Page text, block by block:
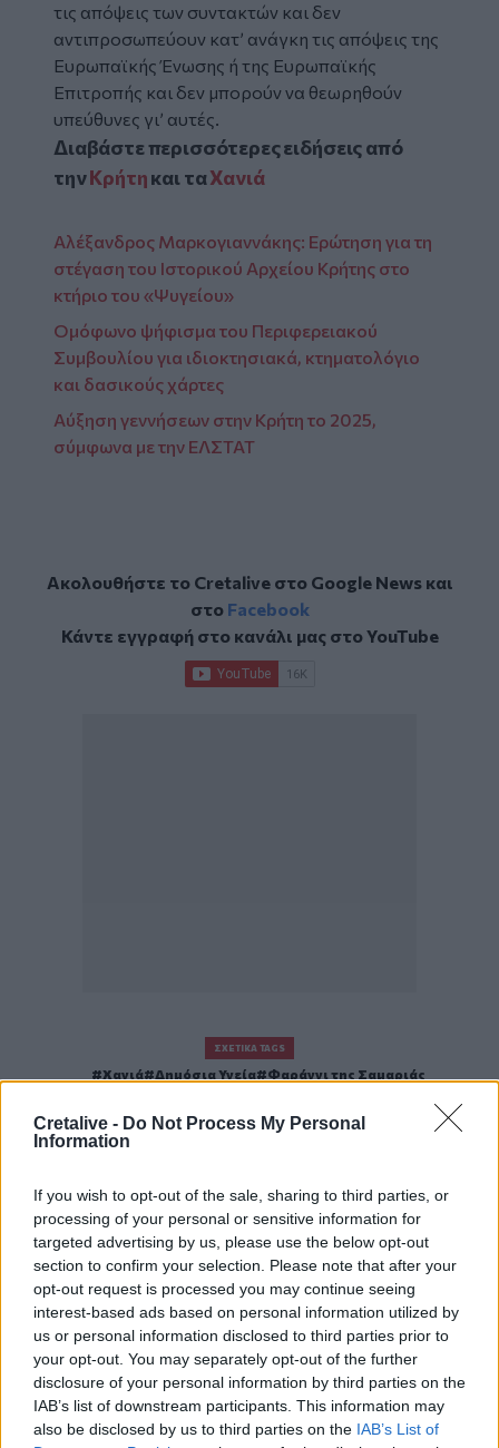
Cretalive - Do Not Process My Personal
Information
If you wish to opt-out of the sale, sharing to third parties, or
processing of your personal or sensitive information for
targeted advertising by us, please use the below opt-out
section to confirm your selection. Please note that after your
opt-out request is processed you may continue seeing
interest-based ads based on personal information utilized by
us or personal information disclosed to third parties prior to
your opt-out. You may separately opt-out of the further
disclosure of your personal information by third parties on the
IAB’s list of downstream participants. This information may
also be disclosed by us to third parties on the IAB’s List of
τις απόψεις των συντακτών και δεν
αντιπροσωπεύουν κατ’ ανάγκη τις απόψεις της
Ευρωπαϊκής Ένωσης ή της Ευρωπαϊκής
Επιτροπής και δεν μπορούν να θεωρηθούν
υπεύθυνες γι’ αυτές.
Διαβάστε περισσότερες ειδήσεις από
τηνΚρήτηκαι ταΧανιά
Αλέξανδρος Μαρκογιαννάκης: Ερώτηση για τη
στέγαση του Ιστορικού Αρχείου Κρήτης στο
κτήριο του «Ψυγείου»
Ομόφωνο ψήφισμα του Περιφερειακού
Συμβουλίου για ιδιοκτησιακά, κτηματολόγιο
και δασικούς χάρτες
Αύξηση γεννήσεων στην Κρήτη το 2025,
σύμφωνα με την ΕΛΣΤΑΤ
Ακολουθήστε το Cretalive στο Google Newsκαι
στο Facebook
Κάντε εγγραφή στο κανάλι μας στοYouTube
ΣΧΕΤΙΚΆ TAGS
Χανιά Δημόσια Υγεία
Φαράγγι της Σαμαριάς
Γίνε ο ρεπόρτερ του CRETALIVE
ΣΤΕΊΛΕ ΤΗΝ ΕΊΔΗΣΗ
Ροή ειδήσεων Δημοφιλή